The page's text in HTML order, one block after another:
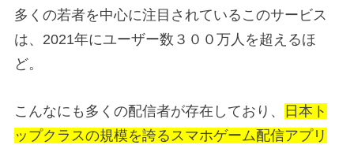
多くの若者を中心に注目されているこのサービス
は、2021年にユーザー数３００万人を超えるほ
ど。
こんなにも多くの配信者が存在しており、
日本ト
ップクラスの規模を誇るスマホゲーム配信アプリ